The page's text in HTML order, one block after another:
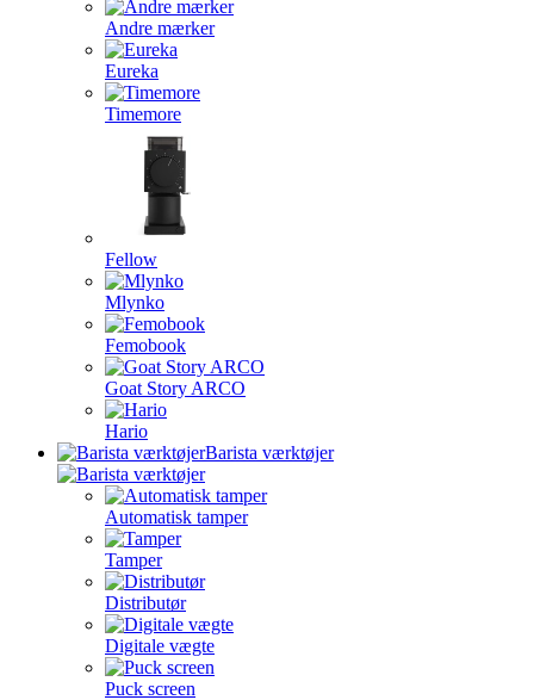
Andre mærker
Eureka
Timemore
Fellow
Mlynko
Femobook
Goat Story ARCO
Hario
Barista værktøjer
Automatisk tamper
Tamper
Distributør
Digitale vægte
Puck screen